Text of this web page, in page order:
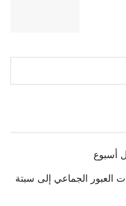
العبور الجماعي إلى سبتة